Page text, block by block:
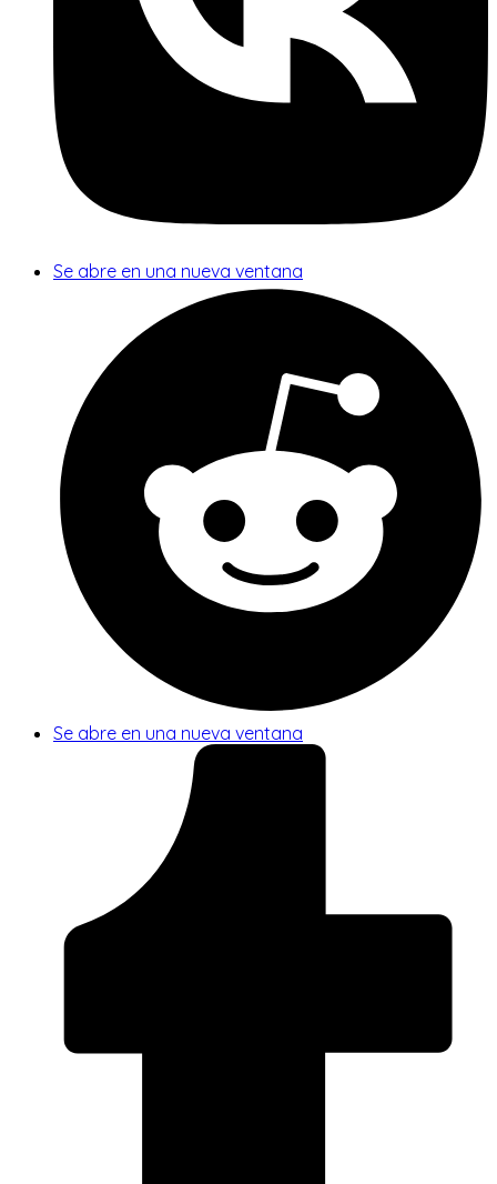
Se abre en una nueva ventana
Se abre en una nueva ventana